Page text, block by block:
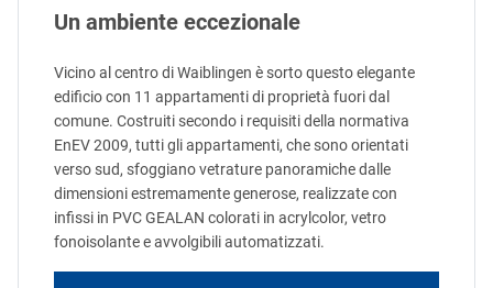
Un ambiente eccezionale
Vicino al centro di Waiblingen è sorto questo elegante
edificio con 11 appartamenti di proprietà fuori dal
comune. Costruiti secondo i requisiti della normativa
EnEV 2009, tutti gli appartamenti, che sono orientati
verso sud, sfoggiano vetrature panoramiche dalle
dimensioni estremamente generose, realizzate con
infissi in PVC GEALAN colorati in acrylcolor, vetro
fonoisolante e avvolgibili automatizzati.